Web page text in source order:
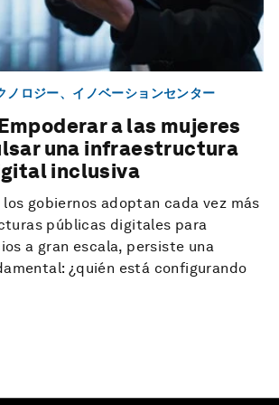
ノロジー、イノベーションセンター
a las mujeres
una infraestructura
inclusiva
gobiernos adoptan cada vez más
públicas digitales para
a gran escala, persiste una
¿quién está configurando